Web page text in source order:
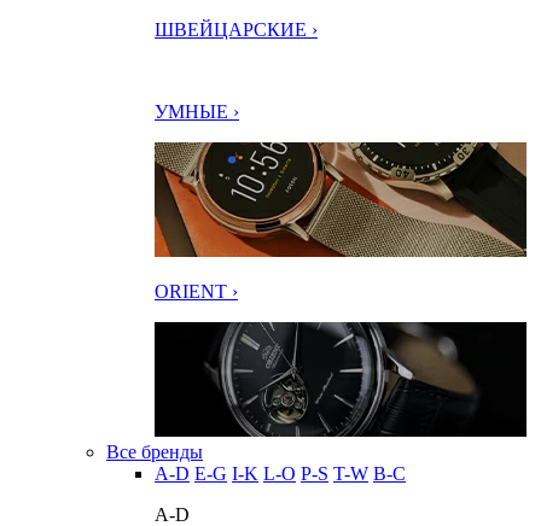
ШВЕЙЦАРСКИЕ ›
УМНЫЕ ›
ORIENT ›
Все бренды
A-D E-G I-K L-O P-S T-W В-С
A-D